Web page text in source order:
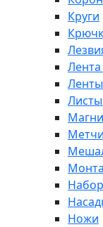
Круги
Ленты
Ножи